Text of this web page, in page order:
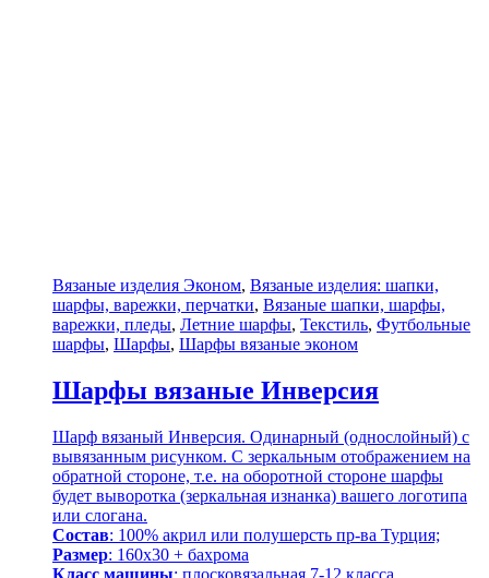
Вязаные изделия Эконом, Вязаные изделия: шапки,
шарфы, варежки, перчатки, Вязаные шапки, шарфы,
варежки, пледы, Летние шарфы, Текстиль, Футбольные
шарфы, Шарфы, Шарфы вязаные эконом
Шарфы вязаные Инверсия
Шарф вязаный Инверсия. Одинарный (однослойный) с
вывязанным рисунком. С зеркальным отображением на
обратной стороне, т.е. на оборотной стороне шарфы
будет выворотка (зеркальная изнанка) вашего логотипа
или слогана.
Состав: 100% акрил или полушерсть пр-ва Турция;
Размер: 160х30 + бахрома